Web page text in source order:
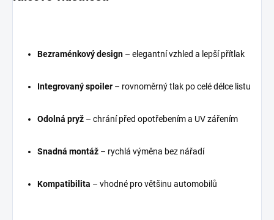
Bezraménkový design – elegantní vzhled a lepší přítlak
Integrovaný spoiler – rovnoměrný tlak po celé délce listu
Odolná pryž – chrání před opotřebením a UV zářením
Snadná montáž – rychlá výměna bez nářadí
Kompatibilita – vhodné pro většinu automobilů